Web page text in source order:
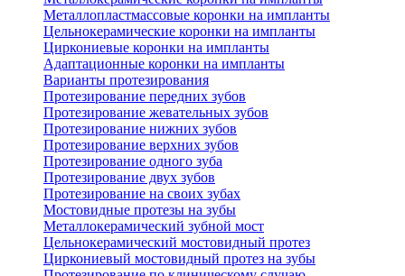
Металлопластмассовые коронки на импланты
Цельнокерамические коронки на импланты
Циркониевые коронки на импланты
Адаптационные коронки на импланты
Варианты протезирования
Протезирование передних зубов
Протезирование жевательных зубов
Протезирование нижних зубов
Протезирование верхних зубов
Протезирование одного зуба
Протезирование двух зубов
Протезирование на своих зубах
Мостовидные протезы на зубы
Металлокерамический зубной мост
Цельнокерамический мостовидный протез
Циркониевый мостовидный протез на зубы